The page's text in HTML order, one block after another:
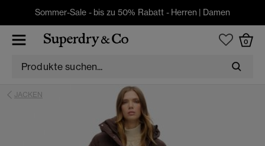
Sommer-Sale - bis zu 50% Rabatt - Herren | Damen
0
JACKEN